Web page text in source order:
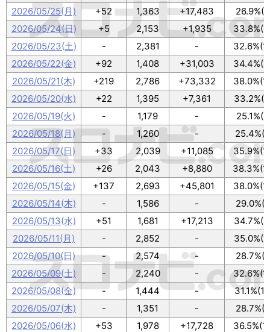
2026/05/25(月)
+52 1,363 +17,483
2026/05/24(日)
+5 2,153 +1,935
2026/05/23(土)
- 2,381 -
2026/05/22(金)
+92 1,408 +31,003
2026/05/21(木)
+219 2,786 +73,332
2026/05/20(水)
+22 1,395 +7,361
2026/05/19(火)
- 1,179 -
2026/05/18(月)
- 1,260 -
2026/05/17(日)
+33 2,039 +11,085
2026/05/16(土)
+26 2,043 +8,880
2026/05/15(金)
+137 2,693 +45,801
2026/05/14(木)
- 1,586 -
2026/05/13(水)
+51 1,681 +17,213
2026/05/11(月)
- 2,852 -
2026/05/10(日)
- 2,574 -
2026/05/09(土)
- 2,240 -
2026/05/08(金)
- 1,444 -
2026/05/07(木)
- 1,351 -
2026/05/06(水)
+53 1,978 +17,728